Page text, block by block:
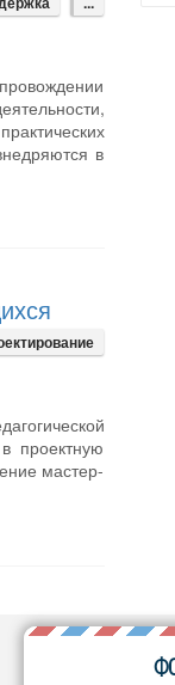
в
проектную
мастер-